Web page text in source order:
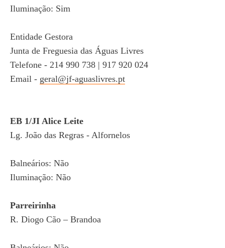
Iluminação: Sim
Entidade Gestora
Junta de Freguesia das Águas Livres
Telefone - 214 990 738 | 917 920 024
Email - geral@jf-aguaslivres.pt
EB 1/JI Alice Leite
Lg. João das Regras - Alfornelos
Balneários: Não
Iluminação: Não
Parreirinha
R. Diogo Cão – Brandoa